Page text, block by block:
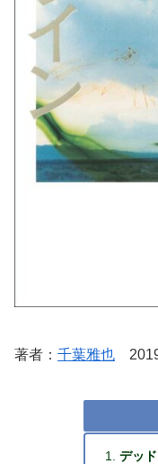
著者： 千葉雅也
デッ